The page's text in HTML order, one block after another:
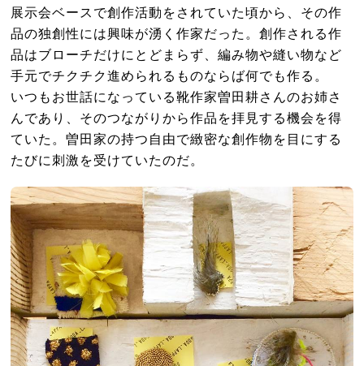
展示会ベースで創作活動をされていた頃から、その作
品の独創性には興味が湧く作家だった。創作される作
品はブローチだけにとどまらず、編み物や縫い物など
手元でチクチク進められるものならば何でも作る。
いつもお世話になっている靴作家曽田耕さんのお姉さ
んであり、そのつながりから作品を拝見する機会を得
ていた。曽田家の持つ自由で緻密な創作物を目にする
たびに刺激を受けていたのだ。